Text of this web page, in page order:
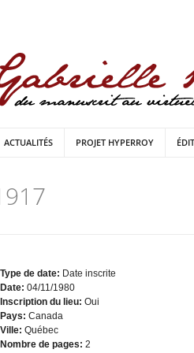
ACTUALITÉS PROJET HYPERROY
Type de date: Date inscrite
Date: 04/11/1980
Inscription du lieu: Oui
Pays: Canada
Ville: Québec
Nombre de pages: 2